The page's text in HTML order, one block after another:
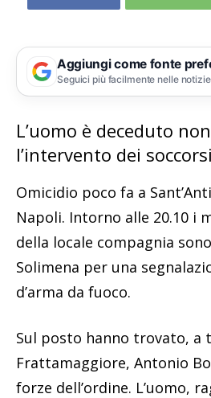
Aggiungi come fonte
Seguici più facilmente nelle
L’uomo è deceduto
l’intervento dei soccorsi
Omicidio poco fa a
Napoli. Intorno alle 20.10 i
della locale compagnia
Solimena per una
d’arma da fuoco.
Sul posto hanno trovato, a
Frattamaggiore, Antonio
forze dell’ordine. L’uomo,